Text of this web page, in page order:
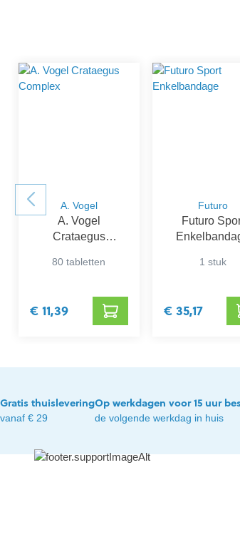
A. Vogel
A. Vogel
Crataegus
80 tabletten
€ 11,39
Futuro
Futuro
1 stuk
€ 35,17
Gratis thuislevering
vanaf € 29
Op werkdagen voor 15 uur
de volgende werkdag in huis